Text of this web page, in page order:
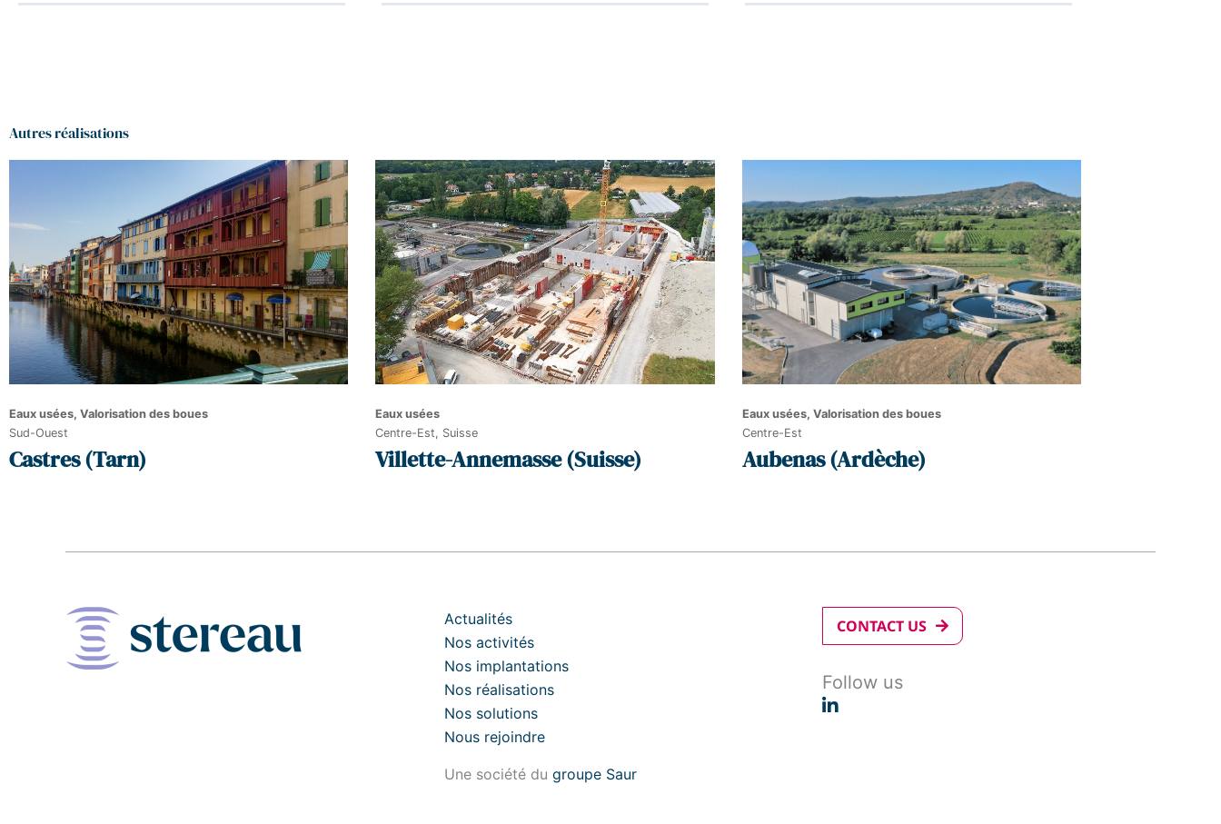
Autres réalisations
Eaux usées, Valorisation des boues
Sud-Ouest
Castres (Tarn)
Eaux usées
Centre-Est, Suisse
Villette-Annemasse (Suisse)
Eaux usées, Valorisation des boues
Centre-Est
Aubenas (Ardèche)
Actualités
Nos activités
Nos implantations
Nos réalisations
Nos solutions
Nous rejoindre
Une société du groupe Saur
CONTACT US
Follow us